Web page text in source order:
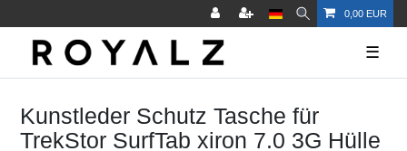
0,00 EUR
☰
Kunstleder Schutz Tasche für
TrekStor SurfTab xiron 7.0 3G Hülle